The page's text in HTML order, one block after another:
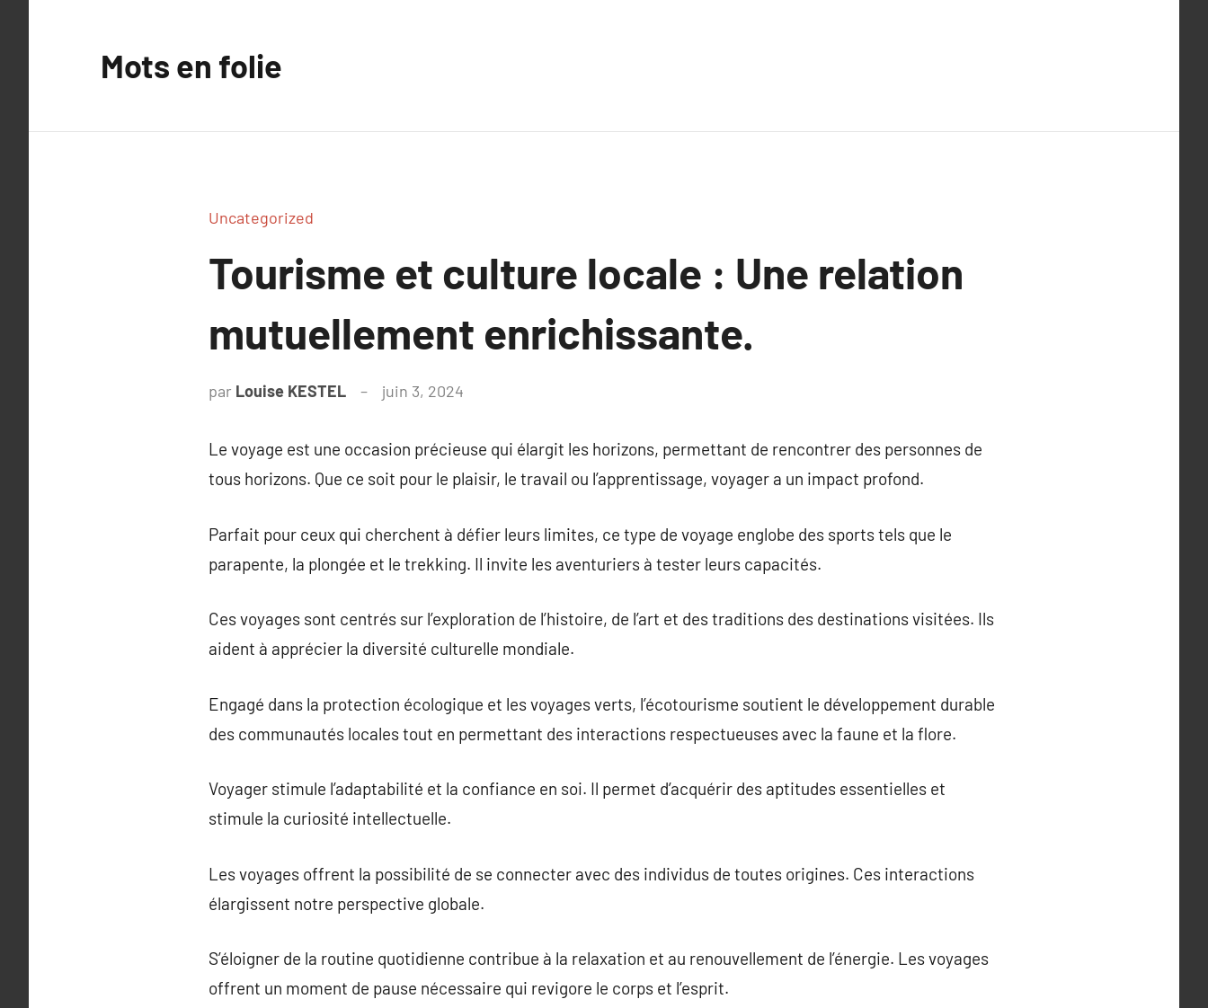
Mots en folie
Uncategorized
Tourisme et culture locale : Une relation
mutuellement enrichissante.
par Louise KESTEL juin 3, 2024
Le voyage est une occasion précieuse qui élargit les horizons, permettant de rencontrer des personnes de
tous horizons. Que ce soit pour le plaisir, le travail ou l’apprentissage, voyager a un impact profond.
Parfait pour ceux qui cherchent à défier leurs limites, ce type de voyage englobe des sports tels que le
parapente, la plongée et le trekking. Il invite les aventuriers à tester leurs capacités.
Ces voyages sont centrés sur l’exploration de l’histoire, de l’art et des traditions des destinations visitées. Ils
aident à apprécier la diversité culturelle mondiale.
Engagé dans la protection écologique et les voyages verts, l’écotourisme soutient le développement durable
des communautés locales tout en permettant des interactions respectueuses avec la faune et la flore.
Voyager stimule l’adaptabilité et la confiance en soi. Il permet d’acquérir des aptitudes essentielles et
stimule la curiosité intellectuelle.
Les voyages offrent la possibilité de se connecter avec des individus de toutes origines. Ces interactions
élargissent notre perspective globale.
S’éloigner de la routine quotidienne contribue à la relaxation et au renouvellement de l’énergie. Les voyages
offrent un moment de pause nécessaire qui revigore le corps et l’esprit.